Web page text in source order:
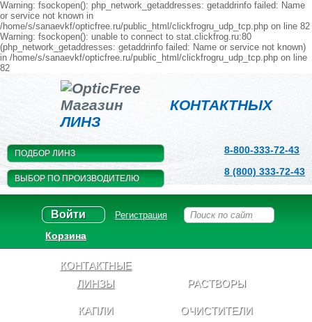
Warning: fsockopen(): php_network_getaddresses: getaddrinfo failed: Name
or service not known in
/home/s/sanaevkf/opticfree.ru/public_html/clickfrogru_udp_tcp.php on line 82
Warning: fsockopen(): unable to connect to stat.clickfrog.ru:80
(php_network_getaddresses: getaddrinfo failed: Name or service not known)
in /home/s/sanaevkf/opticfree.ru/public_html/clickfrogru_udp_tcp.php on line
82
Магазин КОНТАКТНЫХ
ЛИНЗ
ПОДБОР ЛИНЗ
ВЫБОР ПО ПРОИЗВОДИТЕЛЮ
8-800-333-72-43
8 (800) 333-72-43
Войти Регистрация
Корзина
КОНТАКТНЫЕ
ЛИНЗЫ
РАСТВОРЫ
КАПЛИ ОЧИСТИТЕЛИ